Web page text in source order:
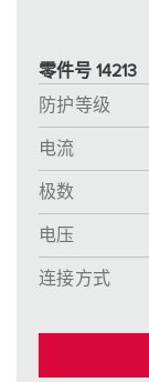
零件号 14213
防护等级
电流
极数
电压
连接方式